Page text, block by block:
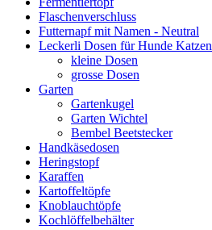
Flaschenverschluss
Futternapf mit Namen - Neutral
Leckerli Dosen für Hunde Katzen
kleine Dosen
grosse Dosen
Garten
Gartenkugel
Garten Wichtel
Bembel Beetstecker
Handkäsedosen
Heringstopf
Karaffen
Kartoffeltöpfe
Knoblauchtöpfe
Kochlöffelbehälter